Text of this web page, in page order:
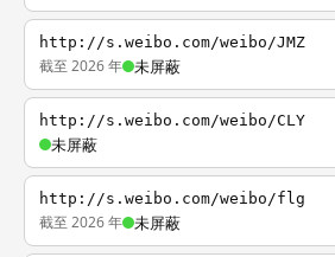
http://s.weibo.com/weibo/JMZ
截至 2026 年 未屏蔽
http://s.weibo.com/weibo/CLY
未屏蔽
http://s.weibo.com/weibo/flg
截至 2026 年 未屏蔽